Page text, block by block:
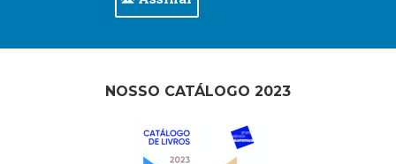
NOSSO CATÁLOGO 2023